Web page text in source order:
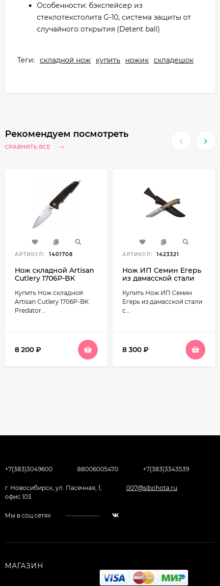
Особенности: бэкспейсер из
стеклотекстолита G-10, система защиты от
случайного открытия (Detent ball)
Теги: складной нож купить ножик складешок
Рекомендуем посмотреть
СРАВНИТЬ ВСЕ
АРТИКУЛ: 1401708
Нож складной Artisan
Cutlery 1706P-BK
рукоять G-10 чёрный
Купить Нож складной
Artisan Cutlery 1706P-BK
Predator...
8 200 ₽
АРТИКУЛ: 1423321
Нож ИП Семин Егерь
из дамасской стали
Купить Нож ИП Семин
Егерь из дамасской стали
с...
8 300 ₽
+7(383)3049600 88006005470 +7(383)3343539
г. Новосибирск, ул. Пасечная, 1,
офис 103
007@sibohota.ru
Мы в соц.сетях
МАГАЗИН